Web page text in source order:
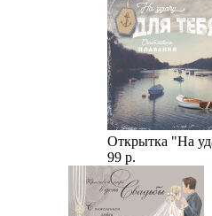
Открытка "На
99 р.